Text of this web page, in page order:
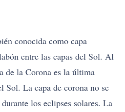
conocida como capa
entre las capas del Sol. Al
de la Corona es la última
Sol. La capa de corona no se
los eclipses solares. La